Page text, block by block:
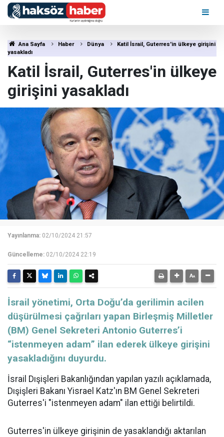
Ana Sayfa Haber Dünya
Katil İsrail, Guterres'in ülkeye girişini
yasakladı
Katil İsrail, Guterres'in ülkeye
girişini yasakladı
Yayınlanma: 02/10/2024 21:57
Güncelleme: 02/10/2024 22:19
İsrail yönetimi, Orta Doğu’da gerilimin acilen
düşürülmesi çağrıları yapan Birleşmiş Milletler
(BM) Genel Sekreteri Antonio Guterres’i
“istenmeyen adam” ilan ederek ülkeye girişini
yasakladığını duyurdu.
İsrail Dışişleri Bakanlığından yapılan yazılı açıklamada,
Dışişleri Bakanı Yisrael Katz'ın BM Genel Sekreteri
Guterres'i "istenmeyen adam" ilan ettiği belirtildi.
Guterres'in ülkeye girişinin de yasaklandığı aktarılan